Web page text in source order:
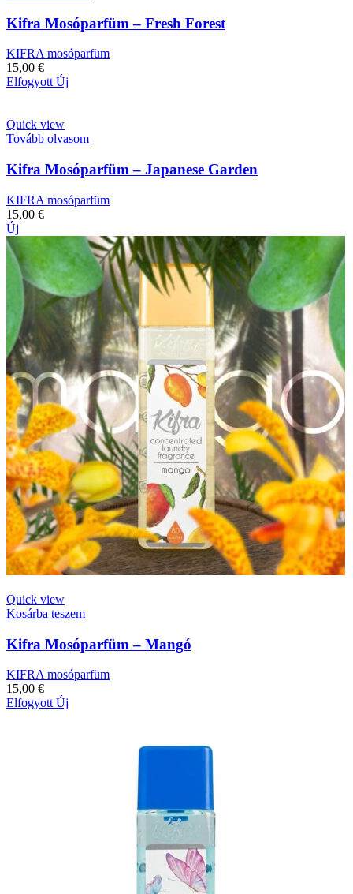
Kifra Mosóparfüm – Fresh Forest
KIFRA mosóparfüm
15,00 €
Elfogyott Új
Quick view
Tovább olvasom
Kifra Mosóparfüm – Japanese Garden
KIFRA mosóparfüm
15,00 €
Új
Quick view
Kosárba teszem
Kifra Mosóparfüm – Mangó
KIFRA mosóparfüm
15,00 €
Elfogyott Új